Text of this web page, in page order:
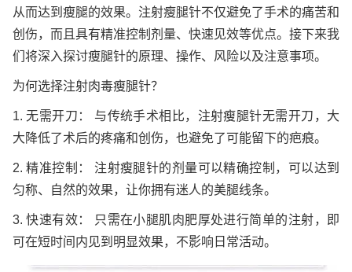
从而达到瘦腿的效果。注射瘦腿针不仅避免了手术的痛苦和
创伤，而且具有精准控制剂量、快速见效等优点。接下来我
们将深入探讨瘦腿针的原理、操作、风险以及注意事项。
为何选择注射肉毒瘦腿针？
1. 无需开刀： 与传统手术相比，注射瘦腿针无需开刀，大
大降低了术后的疼痛和创伤，也避免了可能留下的疤痕。
2. 精准控制： 注射瘦腿针的剂量可以精确控制，可以达到
匀称、自然的效果，让你拥有迷人的美腿线条。
3. 快速有效： 只需在小腿肌肉肥厚处进行简单的注射，即
可在短时间内见到明显效果，不影响日常活动。